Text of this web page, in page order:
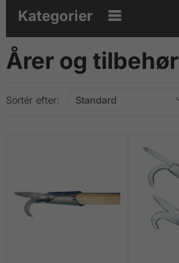
Kategorier 
Årer og tilbehør
Sortér efter: